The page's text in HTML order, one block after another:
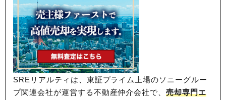
SREリアルティは、東証プライム上場のソニーグルー
プ関連会社が運営する不動産仲介会社で、売却専門エ